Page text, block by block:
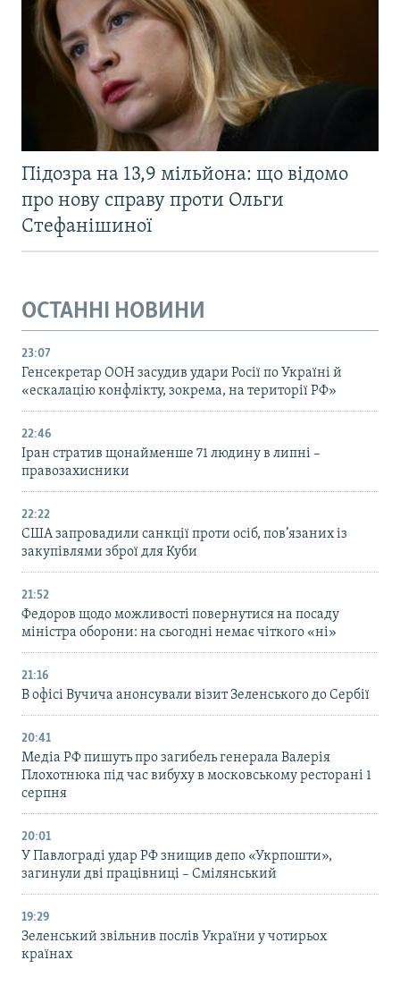
Підозра на 13,9 мільйона: що відомо
про нову справу проти Ольги
Стефанішиної
ОСТАННІ НОВИНИ
23:07
Генсекретар ООН засудив удари Росії по Україні й
«ескалацію конфлікту, зокрема, на території РФ»
22:46
Іран стратив щонайменше 71 людину в липні –
правозахисники
22:22
США запровадили санкції проти осіб, пов’язаних із
закупівлями зброї для Куби
21:52
Федоров щодо можливості повернутися на посаду
міністра оборони: на сьогодні немає чіткого «ні»
21:16
В офісі Вучича анонсували візит Зеленського до Сербії
20:41
Медіа РФ пишуть про загибель генерала Валерія
Плохотнюка під час вибуху в московському ресторані 1
серпня
20:01
У Павлограді удар РФ знищив депо «Укрпошти»,
загинули дві працівниці – Смілянський
19:29
Зеленський звільнив послів України у чотирьох
країнах